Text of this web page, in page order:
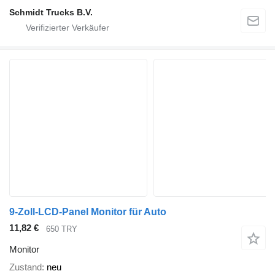
Schmidt Trucks B.V.
9-Zoll-LCD-Panel Monitor für Auto
11,82 €
650 TRY
Monitor
Zustand neu